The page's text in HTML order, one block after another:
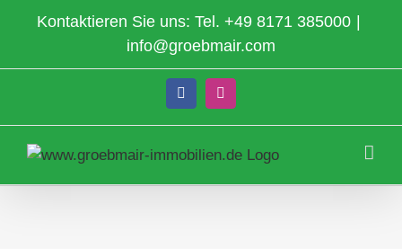
Kontaktieren Sie uns: Tel. +49 8171 385000 |
info@groebmair.com
FacebookInstagram